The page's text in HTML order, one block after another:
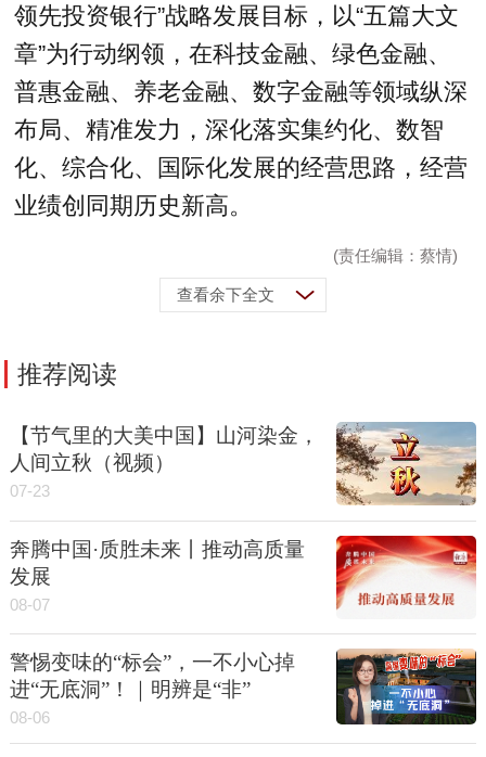
领先投资银行”战略发展目标，以“五篇大文
章”为行动纲领，在科技金融、绿色金融、
普惠金融、养老金融、数字金融等领域纵深
布局、精准发力，深化落实集约化、数智
化、综合化、国际化发展的经营思路，经营
业绩创同期历史新高。
(责任编辑：蔡情)
查看余下全文
推荐阅读
【节气里的大美中国】山河染金，
人间立秋（视频）
07-23
奔腾中国·质胜未来丨推动高质量
发展
08-07
警惕变味的“标会”，一不小心掉
进“无底洞”！｜明辨是“非”
08-06